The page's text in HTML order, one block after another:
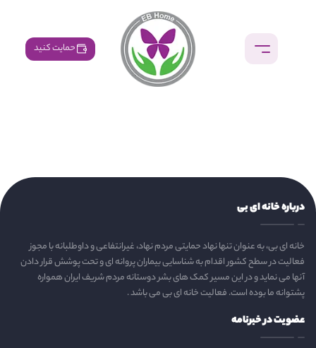
حمایت کنید
درباره خانه ای بی
خانه ای بی، به عنوان تنها نهاد حمایتی مردم نهاد، غیرانتفاعی و داوطلبانه با مجوز
فعالیت در سطح کشور اقدام به شناسایی بیماران پروانه ای و تحت پوشش قرار دادن
آنها می نماید و در این مسیر کمک های بشر دوستانه مردم شریف ایران همواره
پشتوانه ما بوده است. فعالیت خانه ای بی می باشد .
عضویت در خبرنامه